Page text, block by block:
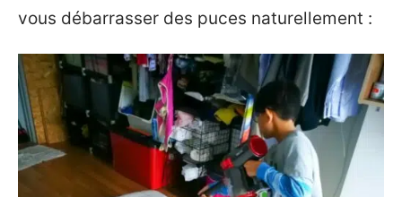
vous débarrasser des puces naturellement :